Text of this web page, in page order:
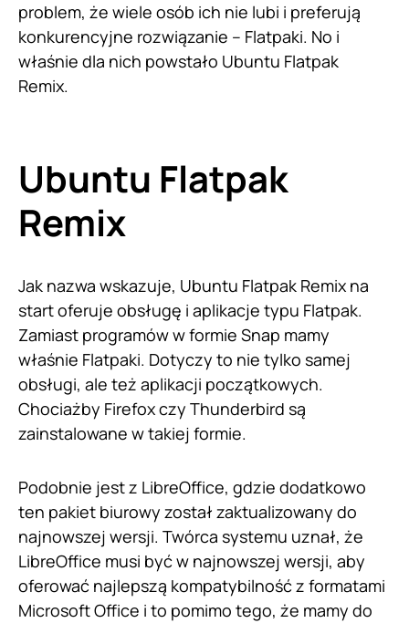
problem, że wiele osób ich nie lubi i preferują
konkurencyjne rozwiązanie – Flatpaki. No i
właśnie dla nich powstało Ubuntu Flatpak
Remix.
Ubuntu Flatpak
Remix
Jak nazwa wskazuje, Ubuntu Flatpak Remix na
start oferuje obsługę i aplikacje typu Flatpak.
Zamiast programów w formie Snap mamy
właśnie Flatpaki. Dotyczy to nie tylko samej
obsługi, ale też aplikacji początkowych.
Chociażby Firefox czy Thunderbird są
zainstalowane w takiej formie.
Podobnie jest z LibreOffice, gdzie dodatkowo
ten pakiet biurowy został zaktualizowany do
najnowszej wersji. Twórca systemu uznał, że
LibreOffice musi być w najnowszej wersji, aby
oferować najlepszą kompatybilność z formatami
Microsoft Office i to pomimo tego, że mamy do